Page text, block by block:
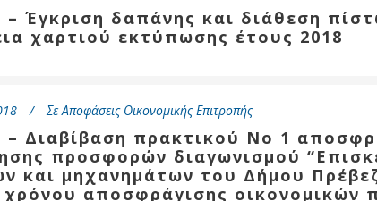
– Έγκριση δαπάνης και διάθεση
χαρτιού εκτύπωσης έτους 2018
Σε Αποφάσεις Οικονομικής Επιτροπής
– Διαβίβαση πρακτικού Νο 1
προσφορών διαγωνισμού
και μηχανημάτων του Δήμου
χρόνου αποσφράγισης οικονομικών